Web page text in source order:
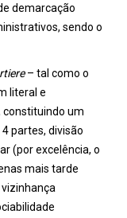
demarcação
sendo o
– tal como o
literal e
constituindo um
partes, divisão
(por excelência, o
mais tarde